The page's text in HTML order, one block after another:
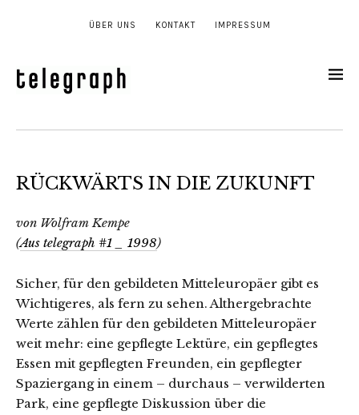
ÜBER UNS KONTAKT IMPRESSUM
RÜCKWÄRTS IN DIE ZUKUNFT
von Wolfram Kempe
(Aus telegraph #1 _ 1998)
Sicher, für den gebildeten Mitteleuropäer gibt es
Wichtigeres, als fern zu sehen. Althergebrachte
Werte zählen für den gebildeten Mitteleuropäer
weit mehr: eine gepflegte Lektüre, ein gepflegtes
Essen mit gepflegten Freunden, ein gepflegter
Spaziergang in einem – durchaus – verwilderten
Park, eine gepflegte Diskussion über die